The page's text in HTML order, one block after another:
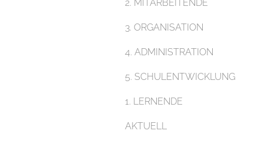
2. MITARBEITENDE
3. ORGANISATION
4. ADMINISTRATION
5. SCHULENTWICKLUNG
1. LERNENDE
AKTUELL